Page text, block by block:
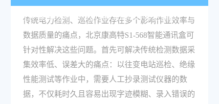
程中能解决哪些传统电力检测的哪些痛点？
传统电力检测、巡检作业存在多个影响作业效率与
数据质量的痛点，北京康高特S1-568智能通讯盒可
针对性解决这些问题。首先可解决传统检测数据采
集效率低、误差大的痛点：以往变电站巡检、绝缘
性能测试等作业中，需要人工抄录测试仪器的数
据，不仅耗时久且容易出现字迹模糊、录入错误的